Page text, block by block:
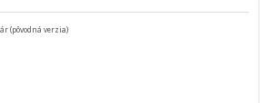
(pôvodná verzia)